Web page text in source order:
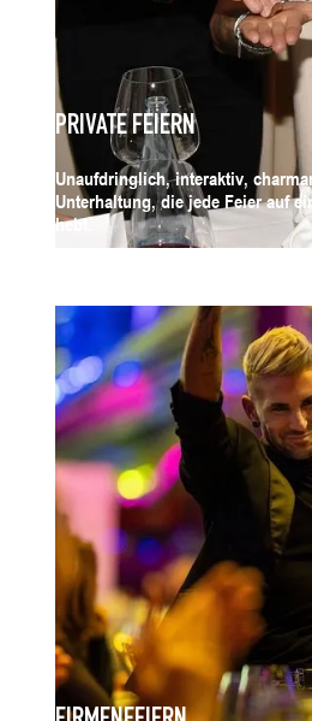
PRIVATE FEIERN
Unaufdringlich, interaktiv,
Unterhaltung, die jede Feier auf
hebt.